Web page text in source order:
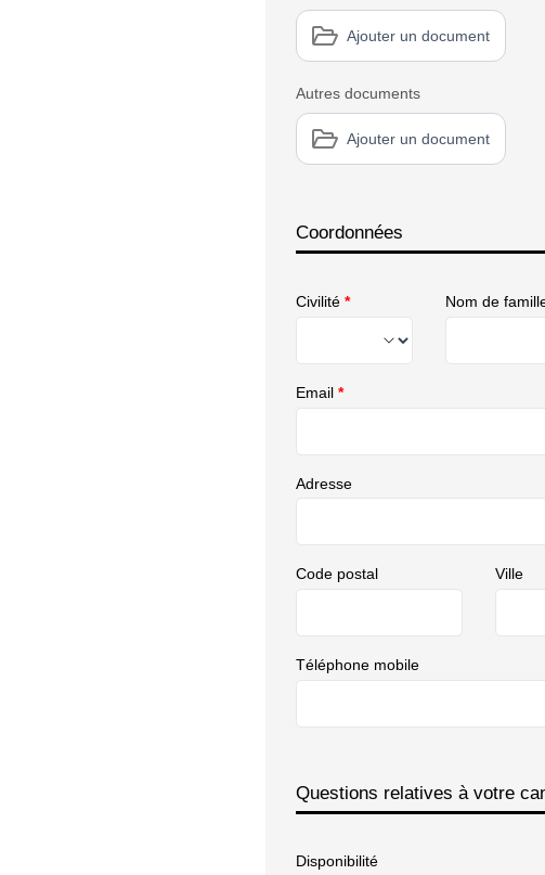
Ajouter un document
Autres documents
Ajouter un document
Coordonnées
Civilité * Nom de
Email *
Adresse
Code postal Ville
Téléphone mobile
Questions relatives à votre
Disponibilité